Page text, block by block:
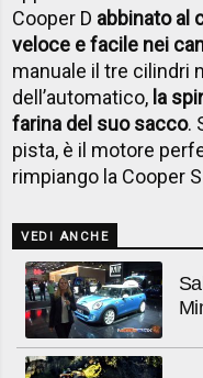
Cooper D abbinato al
veloce e facile nei
manuale il tre cilindri
dell’automatico, la
farina del suo sacco.
pista, è il motore
rimpiango la Cooper
VEDI ANCHE